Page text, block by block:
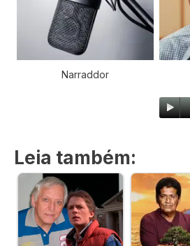
Narraddor
Leia também: